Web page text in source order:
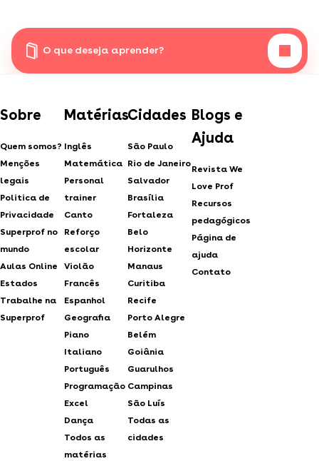
O que deseja aprender?
Sobre
Quem somos?
Menções
legais
Politica de
Privacidade
Superprof no
mundo
Aulas Online
Estados
Trabalhe na
Superprof
Matérias
Inglês
Matemática
Personal
trainer
Canto
Reforço
escolar
Violão
Francês
Espanhol
Geografia
Piano
Italiano
Português
Programação
Excel
Dança
Todos as
matérias
Cidades
São Paulo
Rio de Janeiro
Salvador
Brasília
Fortaleza
Belo
Horizonte
Manaus
Curitiba
Recife
Porto Alegre
Belém
Goiânia
Guarulhos
Campinas
São Luís
Todas as
cidades
Blogs e
Ajuda
Revista We
Love Prof
Recursos
pedagógicos
Página de
ajuda
Contato